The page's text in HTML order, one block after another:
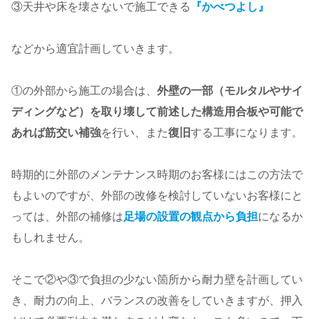
③天井や床を壊さないで施工できる
『かべつよし』
などから適宜計画していきます。
①の外部から施工の場合は、 外壁の一部（モルタルやサイ
ディングなど）を取り壊して前述した構造用合板や可能で
あれば筋交い補強を行い、また復旧する工事になります。
時期的に外部のメンテナンス時期のお客様にはこの方法で
もよいのですが、外部の改修を検討していないお客様にと
っては、外部の補修は足場の設置の観点から負担になるか
もしれません。
そこで②や③で負担の少ない箇所から耐力壁を計画してい
き、耐力の向上、バランスの改善をしていきますが、押入